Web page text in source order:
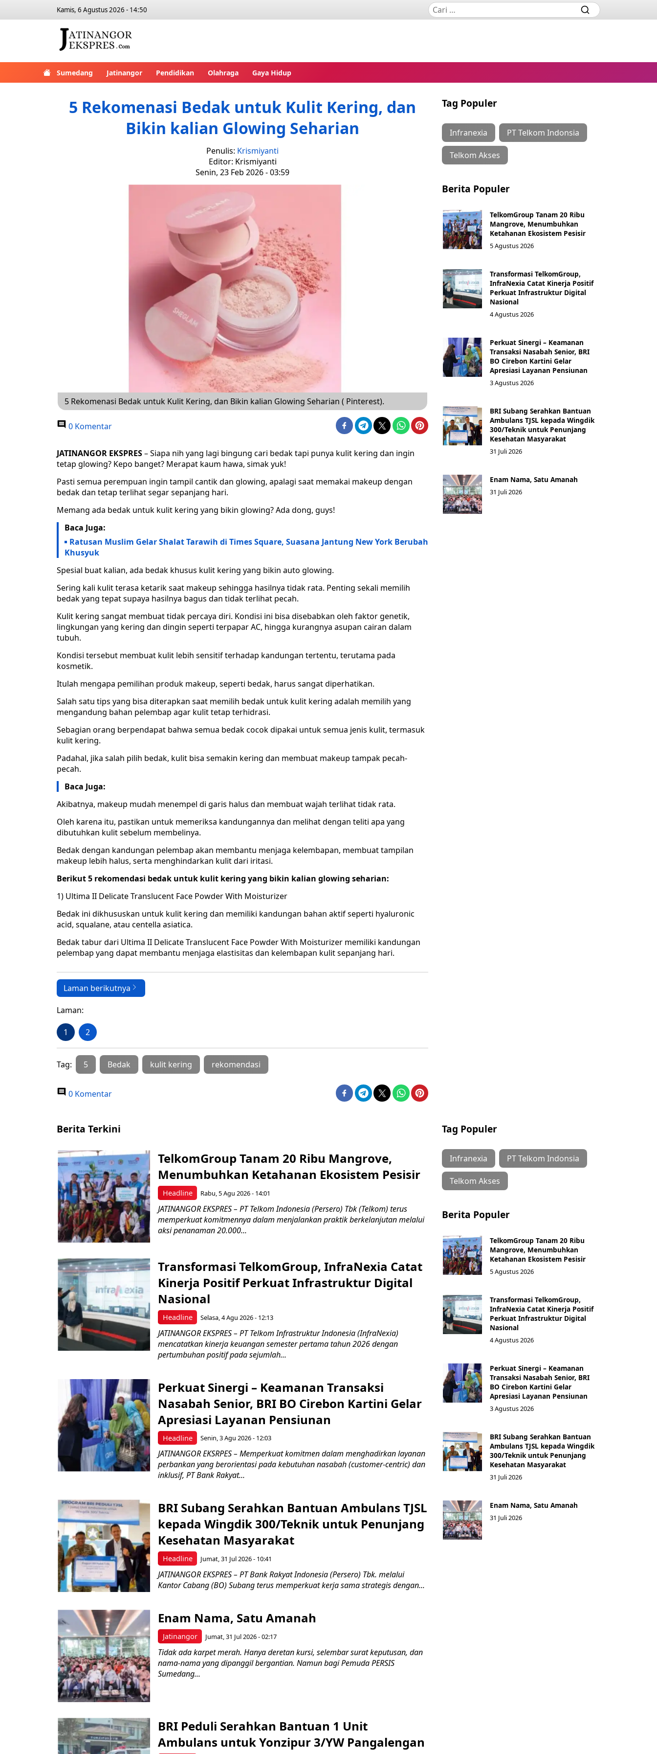
Kamis, 6 Agustus 2026 - 14:50
Sumedang Jatinangor Pendidikan Olahraga Gaya Hidup
5 Rekomenasi Bedak untuk Kulit Kering, dan
Bikin kalian Glowing Seharian
Penulis: Krismiyanti
Editor: Krismiyanti
Senin, 23 Feb 2026 - 03:59
5 Rekomenasi Bedak untuk Kulit Kering, dan Bikin kalian Glowing Seharian ( Pinterest).
0 Komentar
JATINANGOR EKSPRES– Siapa nih yang lagi bingung cari bedak tapi punya kulit kering dan ingin
tetap glowing? Kepo banget? Merapat kaum hawa, simak yuk!
Pasti semua perempuan ingin tampil cantik dan glowing, apalagi saat memakai makeup dengan
bedak dan tetap terlihat segar sepanjang hari.
Memang ada bedak untuk kulit kering yang bikin glowing? Ada dong, guys!
Baca Juga:
Ratusan Muslim Gelar Shalat Tarawih di Times Square, Suasana Jantung New York Berubah
Khusyuk
Spesial buat kalian, ada bedak khusus kulit kering yang bikin auto glowing.
Sering kali kulit terasa ketarik saat makeup sehingga hasilnya tidak rata. Penting sekali memilih
bedak yang tepat supaya hasilnya bagus dan tidak terlihat pecah.
Kulit kering sangat membuat tidak percaya diri. Kondisi ini bisa disebabkan oleh faktor genetik,
lingkungan yang kering dan dingin seperti terpapar AC, hingga kurangnya asupan cairan dalam
tubuh.
Kondisi tersebut membuat kulit lebih sensitif terhadap kandungan tertentu, terutama pada
kosmetik.
Itulah mengapa pemilihan produk makeup, seperti bedak, harus sangat diperhatikan.
Salah satu tips yang bisa diterapkan saat memilih bedak untuk kulit kering adalah memilih yang
mengandung bahan pelembap agar kulit tetap terhidrasi.
Sebagian orang berpendapat bahwa semua bedak cocok dipakai untuk semua jenis kulit, termasuk
kulit kering.
Padahal, jika salah pilih bedak, kulit bisa semakin kering dan membuat makeup tampak pecah-
pecah.
Baca Juga:
Akibatnya, makeup mudah menempel di garis halus dan membuat wajah terlihat tidak rata.
Oleh karena itu, pastikan untuk memeriksa kandungannya dan melihat dengan teliti apa yang
dibutuhkan kulit sebelum membelinya.
Bedak dengan kandungan pelembap akan membantu menjaga kelembapan, membuat tampilan
makeup lebih halus, serta menghindarkan kulit dari iritasi.
Berikut 5 rekomendasi bedak untuk kulit kering yang bikin kalian glowing seharian:
1) Ultima II Delicate Translucent Face Powder With Moisturizer
Bedak ini dikhususkan untuk kulit kering dan memiliki kandungan bahan aktif seperti hyaluronic
acid, squalane, atau centella asiatica.
Bedak tabur dari Ultima II Delicate Translucent Face Powder With Moisturizer memiliki kandungan
pelembap yang dapat membantu menjaga elastisitas dan kelembapan kulit sepanjang hari.
Laman berikutnya
Laman:
1 2
Tag: 5 Bedak kulit kering rekomendasi
0 Komentar
Tag Populer
Infranexia PT Telkom Indonsia
Telkom Akses
Berita Populer
TelkomGroup Tanam 20 Ribu
Mangrove, Menumbuhkan
Ketahanan Ekosistem Pesisir
5 Agustus 2026
Transformasi TelkomGroup,
InfraNexia Catat Kinerja Positif
Perkuat Infrastruktur Digital
Nasional
4 Agustus 2026
Perkuat Sinergi – Keamanan
Transaksi Nasabah Senior, BRI
BO Cirebon Kartini Gelar
Apresiasi Layanan Pensiunan
3 Agustus 2026
BRI Subang Serahkan Bantuan
Ambulans TJSL kepada Wingdik
300/Teknik untuk Penunjang
Kesehatan Masyarakat ​
31 Juli 2026
Enam Nama, Satu Amanah
31 Juli 2026
Berita Terkini
Headline
TelkomGroup Tanam 20 Ribu Mangrove,
Menumbuhkan Ketahanan Ekosistem Pesisir
Rabu, 5 Agu 2026 - 14:01
JATINANGOR EKSPRES – PT Telkom Indonesia (Persero) Tbk (Telkom) terus
memperkuat komitmennya dalam menjalankan praktik berkelanjutan melalui
aksi penanaman 20.000...
Headline
Transformasi TelkomGroup, InfraNexia Catat
Kinerja Positif Perkuat Infrastruktur Digital
Nasional
Selasa, 4 Agu 2026 - 12:13
JATINANGOR EKSPRES – PT Telkom Infrastruktur Indonesia (InfraNexia)
mencatatkan kinerja keuangan semester pertama tahun 2026 dengan
pertumbuhan positif pada sejumlah...
Headline
Perkuat Sinergi – Keamanan Transaksi
Nasabah Senior, BRI BO Cirebon Kartini Gelar
Apresiasi Layanan Pensiunan
Senin, 3 Agu 2026 - 12:03
JATINANGOR EKSRPES – Memperkuat komitmen dalam menghadirkan layanan
perbankan yang berorientasi pada kebutuhan nasabah (customer-centric) dan
inklusif, PT Bank Rakyat...
Headline
BRI Subang Serahkan Bantuan Ambulans TJSL
kepada Wingdik 300/Teknik untuk Penunjang
Kesehatan Masyarakat ​
Jumat, 31 Jul 2026 - 10:41
JATINANGOR EKSPRES – PT Bank Rakyat Indonesia (Persero) Tbk. melalui
Kantor Cabang (BO) Subang terus memperkuat kerja sama strategis dengan...
Jatinangor
Enam Nama, Satu Amanah
Jumat, 31 Jul 2026 - 02:17
Tidak ada karpet merah. Hanya deretan kursi, selembar surat keputusan, dan
nama-nama yang dipanggil bergantian. Namun bagi Pemuda PERSIS
Sumedang...
BRI Peduli Serahkan Bantuan 1 Unit
Ambulans untuk Yonzipur 3/YW Pangalengan
Tag Populer
Infranexia PT Telkom Indonsia
Telkom Akses
Berita Populer
TelkomGroup Tanam 20 Ribu
Mangrove, Menumbuhkan
Ketahanan Ekosistem Pesisir
5 Agustus 2026
Transformasi TelkomGroup,
InfraNexia Catat Kinerja Positif
Perkuat Infrastruktur Digital
Nasional
4 Agustus 2026
Perkuat Sinergi – Keamanan
Transaksi Nasabah Senior, BRI
BO Cirebon Kartini Gelar
Apresiasi Layanan Pensiunan
3 Agustus 2026
BRI Subang Serahkan Bantuan
Ambulans TJSL kepada Wingdik
300/Teknik untuk Penunjang
Kesehatan Masyarakat ​
31 Juli 2026
Enam Nama, Satu Amanah
31 Juli 2026